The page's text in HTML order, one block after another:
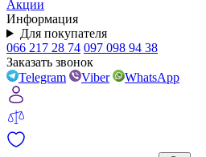
Акции
Информация
Для покупателя
066 217 28 74 097 098 94 38
Заказать звонок
Telegram
Viber WhatsApp